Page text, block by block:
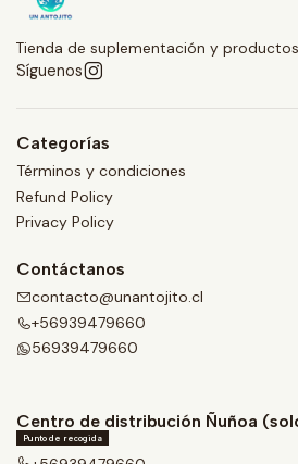
Tienda de suplementación y
Síguenos
Categorías
Términos y condiciones
Refund Policy
Privacy Policy
Contáctanos
contacto@unantojito.cl
+56939479660
56939479660
Centro de distribución Ñuñoa
Punto de recogida